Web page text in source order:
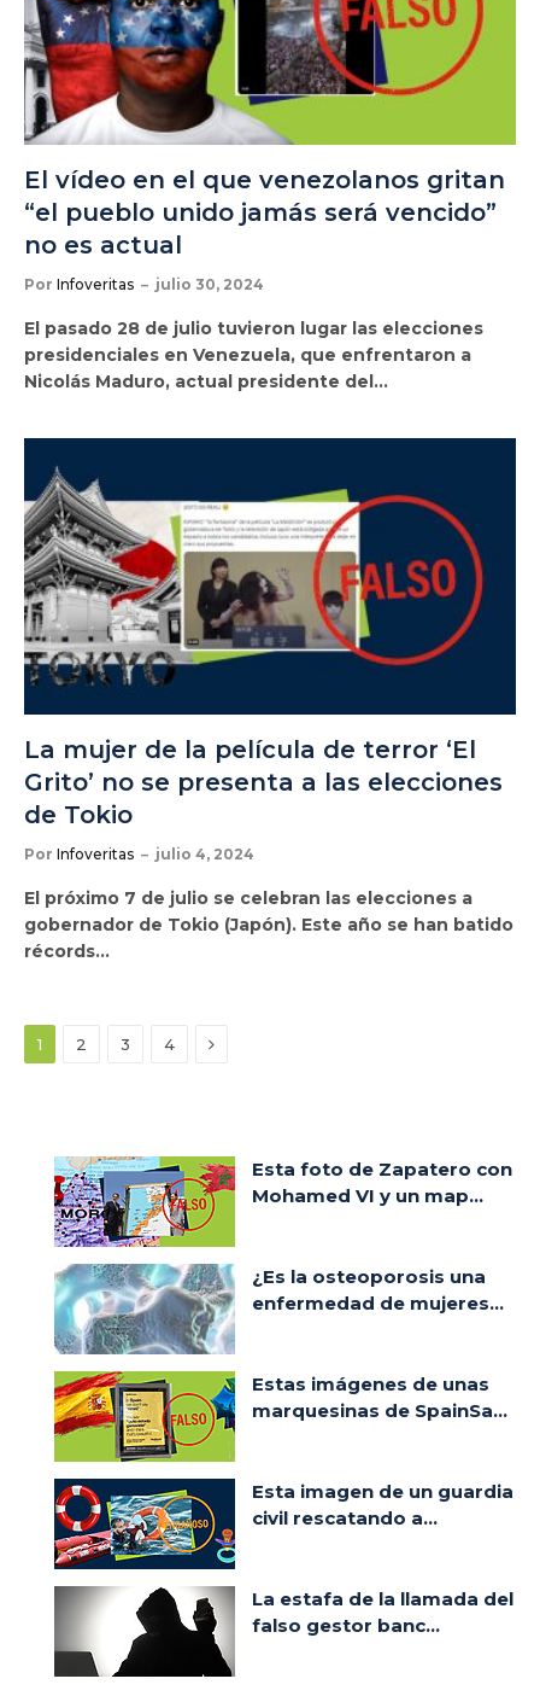
El vídeo en el que venezolanos gritan
“el pueblo unido jamás será vencido”
no es actual
Por Infoveritas julio 30, 2024
El pasado 28 de julio tuvieron lugar las elecciones
presidenciales en Venezuela, que enfrentaron a
Nicolás Maduro, actual presidente del…
La mujer de la película de terror ‘El
Grito’ no se presenta a las elecciones
de Tokio
Por Infoveritas julio 4, 2024
El próximo 7 de julio se celebran las elecciones a
gobernador de Tokio (Japón). Este año se han batido
récords…
1 2 3 4 Siguiente
Esta foto de Zapatero con
Mohamed VI y un map...
¿Es la osteoporosis una
enfermedad de mujeres...
Estas imágenes de unas
marquesinas de SpainSa...
Esta imagen de un guardia
civil rescatando a...
La estafa de la llamada del
falso gestor banc...